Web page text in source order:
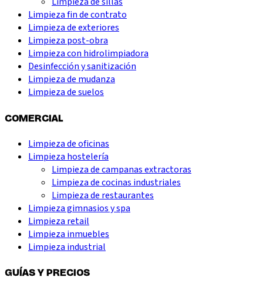
Limpieza fin de contrato
Limpieza de exteriores
Limpieza post-obra
Limpieza con hidrolimpiadora
Desinfección y sanitización
Limpieza de mudanza
Limpieza de suelos
COMERCIAL
Limpieza de oficinas
Limpieza hostelería
Limpieza de campanas extractoras
Limpieza de cocinas industriales
Limpieza de restaurantes
Limpieza gimnasios y spa
Limpieza retail
Limpieza inmuebles
Limpieza industrial
GUÍAS Y PRECIOS